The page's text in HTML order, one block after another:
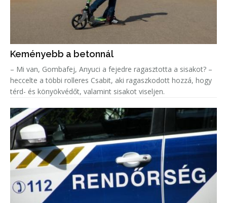
Keményebb a betonnál
– Mi van, Gombafej, Anyuci a fejedre ragasztotta a sisakot? –
heccelte a többi rolleres Csabit, aki ragaszkodott hozzá, hogy
térd- és könyökvédőt, valamint sisakot viseljen.